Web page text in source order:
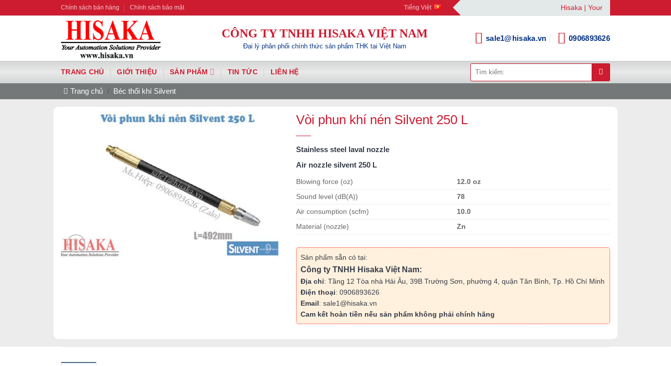
qua
Chính sách bán hàng Chính sách bảo mật Tiếng Việt Hisaka | Your Automation Solutions
CÔNG TY TNHH HISAKA VIỆT NAM
Đại lý phân phối chính thức sản phẩm THK tại Việt Nam
sale1@hisaka.vn 0906893626
TRANG CHỦ GIỚI THIỆU SẢN PHẨM TIN TỨC LIÊN HỆ
Tìm
kiếm:
Trang chủ / Béc thổi khí Silvent
Vòi phun khí nén Silvent 250 L
Stainless steel laval nozzle
Air nozzle silvent 250 L
Blowing force (oz)
12.0 oz
Sound level (dB(A))
78
Air consumption (scfm)
10.0
Material (nozzle)
Zn
Sản phẩm sẵn có tại:
Công ty TNHH Hisaka Việt Nam:
Địa chỉ: Tầng 12 Tòa nhà Hải Âu, 39B Trường Sơn, phường 4, quận Tân Bình, Tp. Hồ Chí Minh
Điện thoại: 0906893626
Email: sale1@hisaka.vn
Cam kết hoàn tiền nếu sản phẩm không phải chính hãng